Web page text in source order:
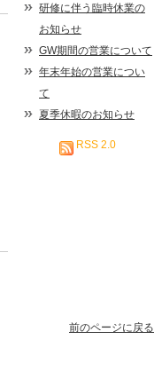
研修に伴う臨時休業の
お知らせ
GW期間の営業について
年末年始の営業につい
て
夏季休暇のお知らせ
RSS 2.0
前のページに戻る